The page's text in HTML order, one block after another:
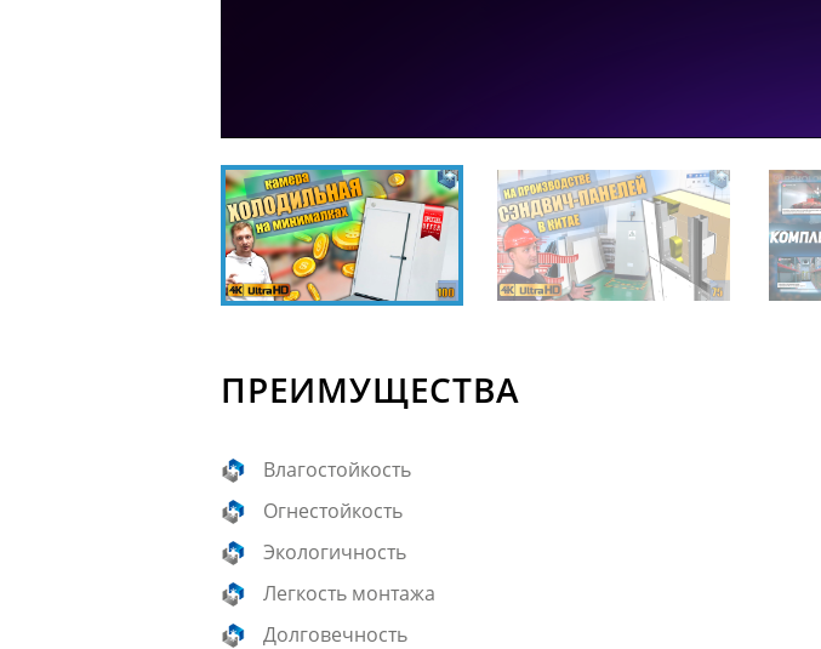
ПРЕИМУЩЕСТВА
Влагостойкость
Огнестойкость
Экологичность
Легкость монтажа
Долговечность